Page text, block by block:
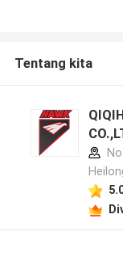
Tentang kita